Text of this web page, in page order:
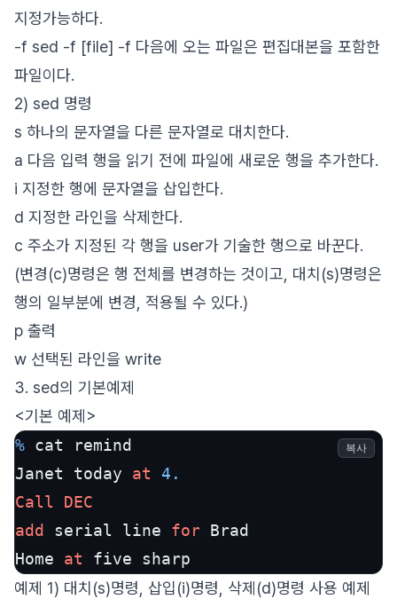
지정가능하다.
-f sed -f [file] -f 다음에 오는 파일은 편집대본을 포함한
파일이다.
2) sed 명령
s 하나의 문자열을 다른 문자열로 대치한다.
a 다음 입력 행을 읽기 전에 파일에 새로운 행을 추가한다.
i 지정한 행에 문자열을 삽입한다.
d 지정한 라인을 삭제한다.
c 주소가 지정된 각 행을 user가 기술한 행으로 바꾼다.
(변경(c)명령은 행 전체를 변경하는 것이고, 대치(s)명령은
행의 일부분에 변경, 적용될 수 있다.)
p 출력
w 선택된 라인을 write
3. sed의 기본예제
<기본 예제>
% cat remind
Janet today at
4.
Call
DEC
add
serial line for Brad
Home at
복사
예제 1) 대치(s)명령, 삽입(i)명령, 삭제(d)명령 사용 예제